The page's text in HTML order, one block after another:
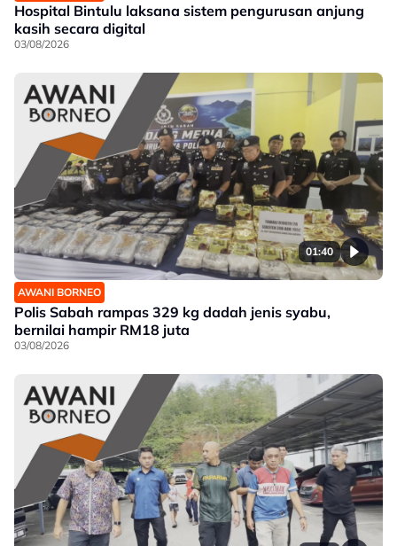
Hospital Bintulu laksana sistem pengurusan anjung
kasih secara digital
03/08/2026
01:40
AWANI BORNEO
Polis Sabah rampas 329 kg dadah jenis syabu,
bernilai hampir RM18 juta
03/08/2026